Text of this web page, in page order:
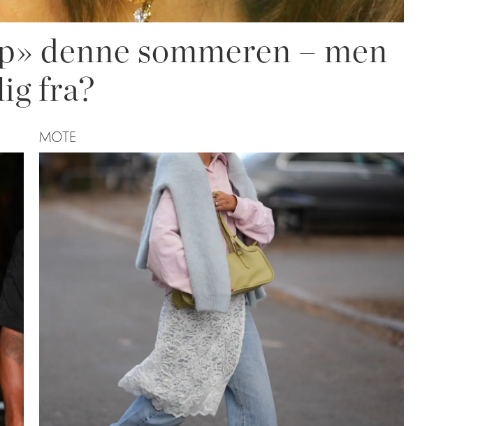
denne sommeren – men
fra?
MOTE